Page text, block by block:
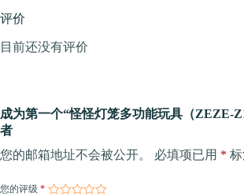
评价
目前还没有评价
成为第一个“怪怪灯笼多功能玩具（ZEZE-
者
您的邮箱地址不会被公开。
必填项已用 *
您的评级 *